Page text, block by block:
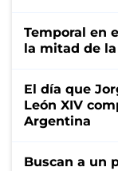
Temporal en
la mitad de
El día que
León XIV
Argentina
Buscan a un